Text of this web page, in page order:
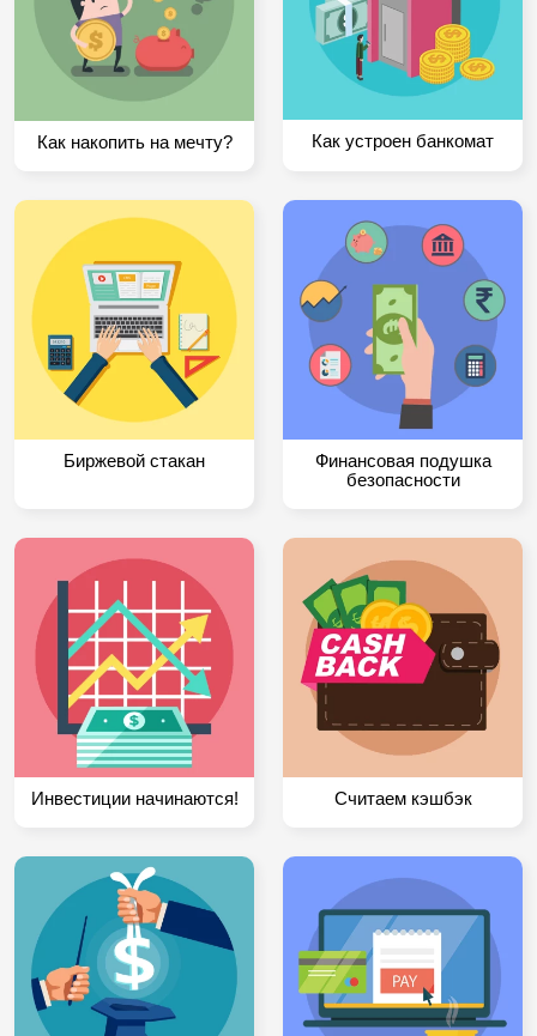
Как накопить на мечту? Как устроен банкомат
Биржевой стакан
Финансовая подушка
безопасности
Инвестиции начинаются! Считаем кэшбэк